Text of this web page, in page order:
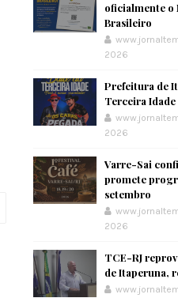
oficialmente o
Brasileiro
2026
Prefeitura de
Terceira Idade
2026
Varre-Sai
promete
setembro
2026
TCE-RJ
de Itaperuna,